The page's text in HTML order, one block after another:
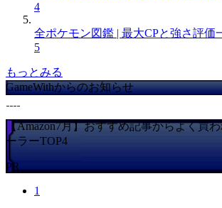
4
全ポケモン図鑑 | 最大CPと強さ評価
5
もっとみる
GameWithからのお知らせ
【Amazon7月】おすすめ記事からよく買
ーラーTOP4
PR
1